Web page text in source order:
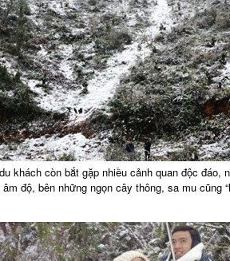
khách còn bắt gặp nhiều cảnh quan độc đáo,
âm độ, bên những ngọn cây thông, sa mu cũng